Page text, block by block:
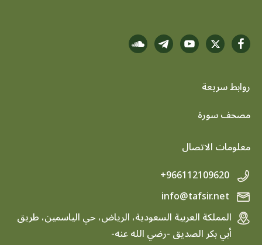
روابط سريعة
footer menu
مصحف سورة
معلومات الاتصال
+966112109620
المملكة العربية السعودية، الرياض، حي الياسمين، طريق
أبي بكر الصديق -رضي الله عنه-